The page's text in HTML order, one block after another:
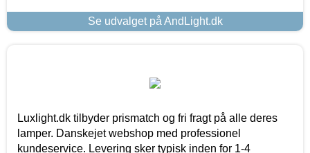
Se udvalget på AndLight.dk
Luxlight.dk tilbyder prismatch og fri fragt på alle deres
lamper. Danskejet webshop med professionel
kundeservice. Levering sker typisk inden for 1-4